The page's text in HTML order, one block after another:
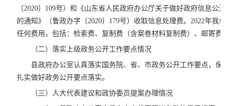
〔2020〕109号）和《山东省人民政府办公厅关于做好政府信息公
的通知》（鲁政办字〔2020〕179号）收取信息处理费。2022年我
任何费用，包括：检索费、复制费（含案卷材料复制费）、邮寄费
（二）落实上级政务公开工作要点情况
县政府办公室认真落实国务院、省、市政务公开工作要点，保
扎实做好政务公开要点落实。
（三）人大代表建议和政协委员提案办理情况